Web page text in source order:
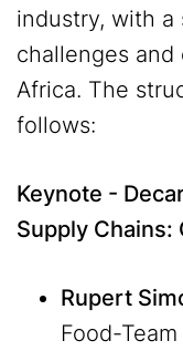
industry, with
challenges
Africa. The
follows:
Keynote -
Supply Chains:
Rupert
Food-